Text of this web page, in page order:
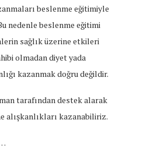
beslenme eğitimiyle
nedenle beslenme eğitimi
sağlık üzerine etkileri
olmadan diyet yada
kazanmak doğru değildir.
tarafından destek alarak
alışkanlıkları kazanabiliriz.